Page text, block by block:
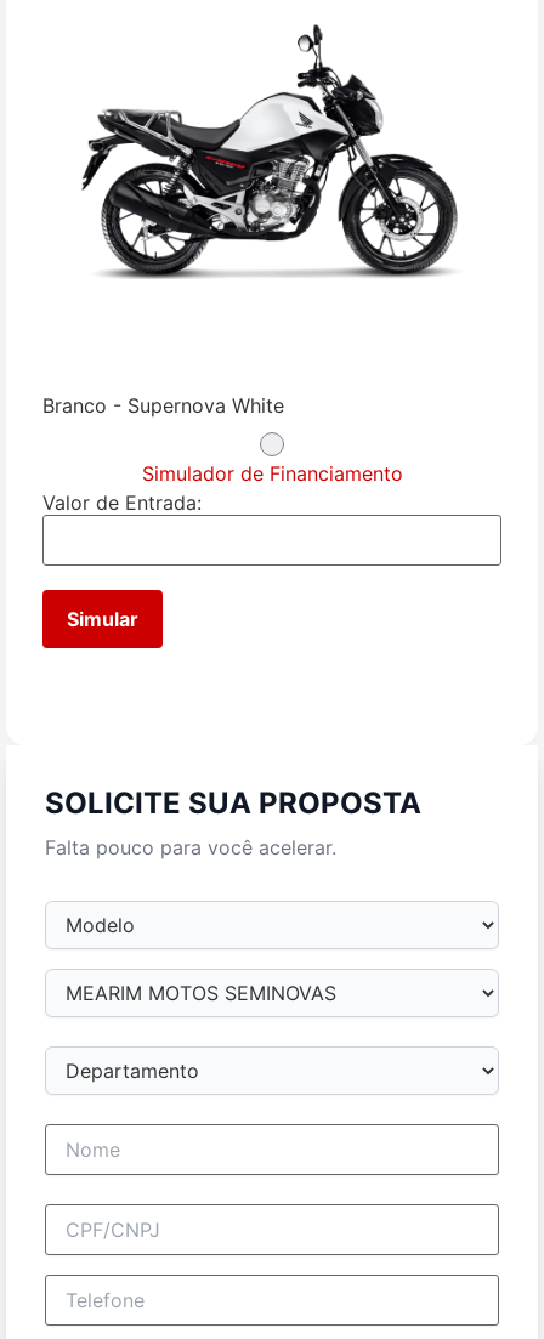
Branco - Supernova White
Simulador de Financiamento
Valor de Entrada:
Simular
SOLICITE SUA PROPOSTA
Falta pouco para você acelerar.
Modelo
Loja
Departamento
Nome completo
CPF/CNPJ
Telefone